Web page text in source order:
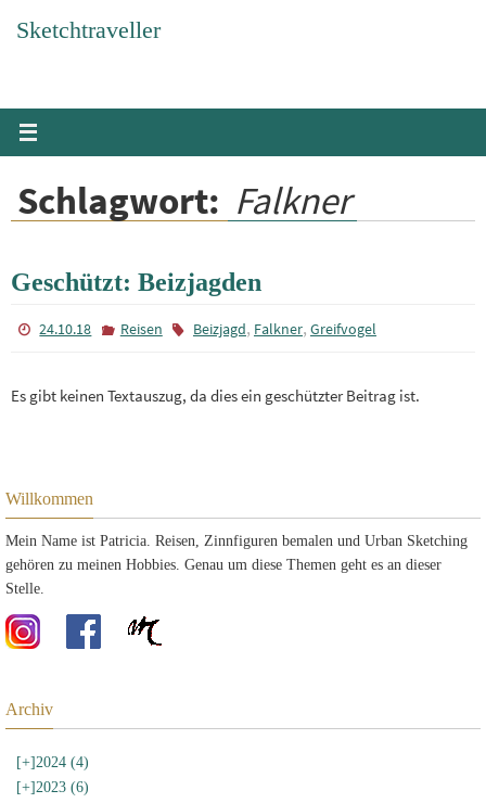
InhaltSketchtraveller
Schlagwort: Falkner
Geschützt: Beizjagden
24.10.18 Reisen Beizjagd, Falkner, Greifvogel
Es gibt keinen Textauszug, da dies ein geschützter Beitrag ist.
Willkommen
Mein Name ist Patricia. Reisen, Zinnfiguren bemalen und Urban Sketching
gehören zu meinen Hobbies. Genau um diese Themen geht es an dieser
Stelle.
Archiv
[+]2024 (4)
[+]2023 (6)